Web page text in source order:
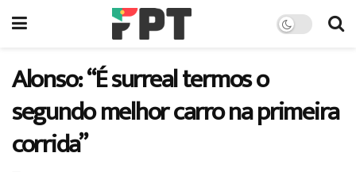
Alonso: “É surreal termos o
segundo melhor carro na primeira
corrida”